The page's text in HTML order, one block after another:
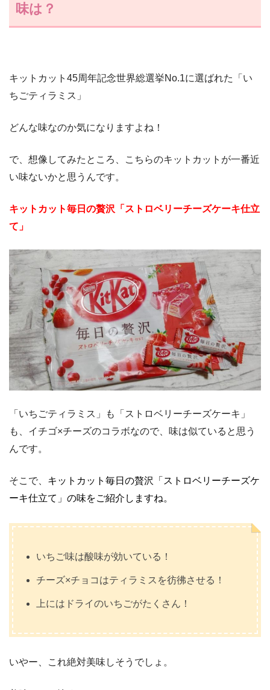
味は？
キットカット45周年記念世界総選挙No.1に選ばれた「い
ちごティラミス」
どんな味なのか気になりますよね！
で、想像してみたところ、こちらのキットカットが一番近
い味ないかと思うんです。
キットカット毎日の贅沢「ストロベリーチーズケーキ仕立
て」
「いちごティラミス」も「ストロベリーチーズケーキ」
も、イチゴ×チーズのコラボなので、味は似ていると思う
んです。
そこで、 キットカット毎日の贅沢「ストロベリーチーズケ
ーキ仕立て」の味をご紹介しますね。
いちご味は酸味が効いている！
チーズ×チョコはティラミスを彷彿させる！
上にはドライのいちごがたくさん！
いやー、これ絶対美味しそうでしょ。